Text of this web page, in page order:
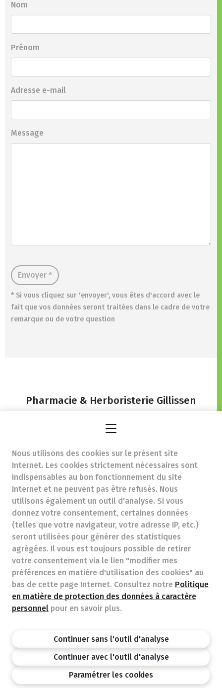
Nom
Prénom
Adresse e-mail
Message
Envoyer *
* Si vous cliquez sur 'envoyer', vous êtes d'accord avec le
fait que vos données seront traitées dans le cadre de votre
remarque ou de votre question
Pharmacie & Herboristerie Gillissen
pharmacie.gillissen@essentialpharma.be - Numéro
d'entreprise (N° TVA) (BE)0776624164
Titre professionnel : Pharmacien exerçant en Belgique
Association professionnelle : Association Pharmaceutique
Belge n°d’autorisation auprès de l’AFMPS 625806
Soumis à l'Ordre des Pharmaciens, 02/537.42.67, Av. Henri
Jaspar 94 1060 Brussel
Déontologie :
Code de déontologie pharmaceutique
Tarifs soins remboursables
Politique de vie privée
Mentions legale
Disclaimer
©APB
design by
Nous utilisons des cookies sur le présent site
Internet. Les cookies strictement nécessaires sont
indispensables au bon fonctionnement du site
Internet et ne peuvent pas être refusés. Nous
utilisons également un outil d'analyse. Si vous
donnez votre consentement, certaines données
(telles que votre navigateur, votre adresse IP, etc.)
seront utilisées pour générer des statistiques
agrégées. Il vous est toujours possible de retirer
votre consentement via le lien "modifier mes
préférences en matière d'utilisation des cookies" au
bas de cette page Internet. Consultez notre Politique
en matière de protection des données à caractère
personnel pour en savoir plus.
Continuer sans l'outil d'analyse
Continuer avec l'outil d'analyse
Paramétrer les cookies